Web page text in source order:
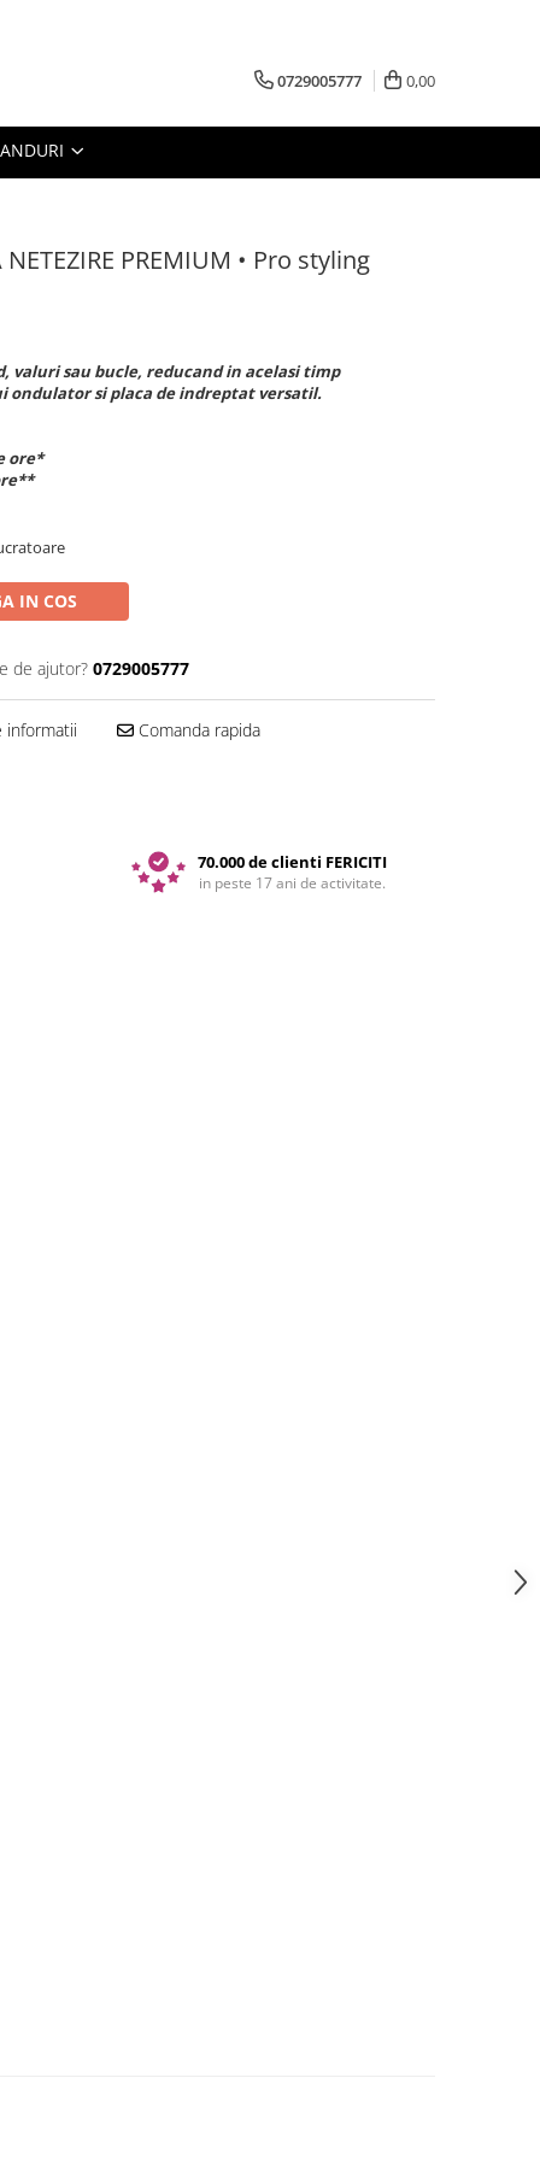
0729005777 0,00
NETEZIRE PREMIUM • Pro styling
valuri sau bucle, reducand in acelasi timp
ondulator si placa de indreptat versatil.
ore*
IN COS
de ajutor? 0729005777
informatii Comanda rapida
70.000 de clienti FERICITI
in peste 17 ani de activitate.